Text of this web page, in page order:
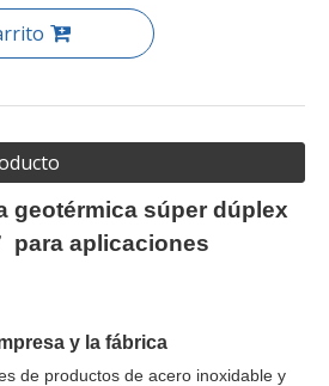
geotérmica súper dúplex
para aplicaciones
y la fábrica
de productos de acero inoxidable y